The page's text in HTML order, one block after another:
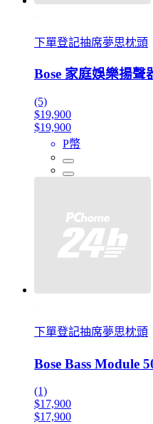
下單登記抽席夢思枕頭
Bose 家庭娛樂揚
(5)
$19,900
$19,900
P幣
下單登記抽席夢思枕頭
Bose Bass Module
(1)
$17,900
$17,900